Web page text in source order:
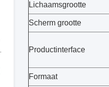
Lichaamsgrootte
Scherm grootte
Productinterface
Formaat